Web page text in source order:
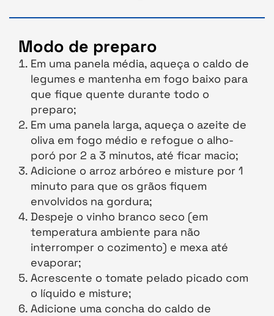
Modo de preparo
Em uma panela média, aqueça o caldo de
legumes e mantenha em fogo baixo para
que fique quente durante todo o
preparo;
Em uma panela larga, aqueça o azeite de
oliva em fogo médio e refogue o alho-
poró por 2 a 3 minutos, até ficar macio;
Adicione o arroz arbóreo e misture por 1
minuto para que os grãos fiquem
envolvidos na gordura;
Despeje o vinho branco seco (em
temperatura ambiente para não
interromper o cozimento) e mexa até
evaporar;
Acrescente o tomate pelado picado com
o líquido e misture;
Adicione uma concha do caldo de